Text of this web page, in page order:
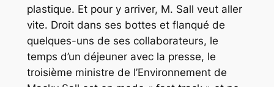
plastique. Et pour y arriver, M. Sall veut aller
vite. Droit dans ses bottes et flanqué de
quelques-uns de ses collaborateurs, le
temps d’un déjeuner avec la presse, le
troisième ministre de l’Environnement de